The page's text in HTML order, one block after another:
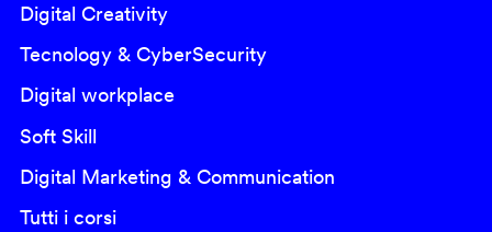
Digital Creativity
Tecnology & CyberSecurity
Digital workplace
Soft Skill
Digital Marketing & Communication
Tutti i corsi